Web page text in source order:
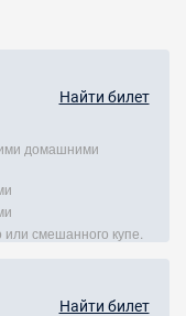
Найти билет
домашними
смешанного купе.
Найти билет